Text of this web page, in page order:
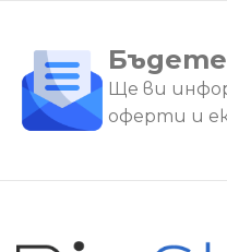
Бъдете
Ще ви
оферти и